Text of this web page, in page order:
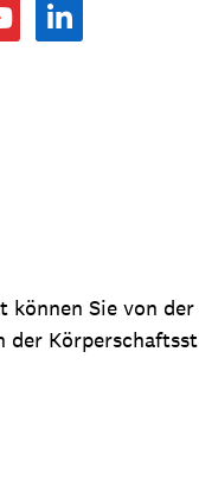
Sie von
der